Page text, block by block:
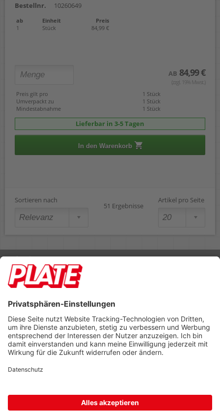
Bestellnr.
10260649
ab Einheit
Preis
1
Stück 84,99 €
AB 84,99 €
(zzgl. 19% Mwst.)
Preis gilt pro
1 Stück
Umverpackt zu
1 Stück
Mindestabnahme
1 Stück
Lieferbar in 3-5 Tagen
In den Warenkorb
Sortieren nach
51 Ergebnisse
Artikel pro Seite
Rufen Sie uns an 04298 401-0
Lieferbedingungen Impressum
Footer anzeigen
PLATE Büromaterial Vertriebs GmbH
Hilligenwarf 5